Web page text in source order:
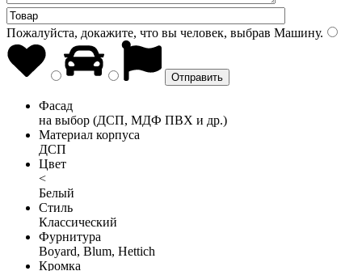
Пожалуйста, докажите, что вы человек, выбрав Машину.
Фасад
на выбор (ДСП, МДФ ПВХ и др.)
Материал корпуса
ДСП
Цвет
<
Белый
Стиль
Классический
Фурнитура
Boyard, Blum, Hettich
Кромка